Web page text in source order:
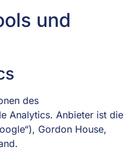
und
des
Analytics. Anbieter ist die
Gordon House,